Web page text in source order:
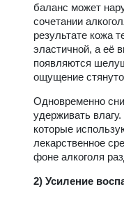
баланс может
сочетании
результате кожа
эластичной, а её
появляются
ощущение
Одновременно
удерживать
которые
лекарственное
фоне алкоголя
2) Усиление